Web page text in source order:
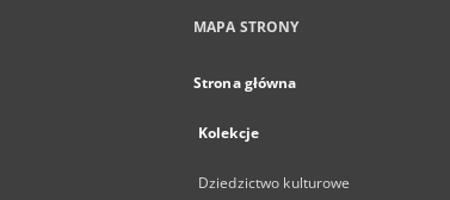
MAPA STRONY
Strona główna
Kolekcje
Dziedzictwo kulturowe